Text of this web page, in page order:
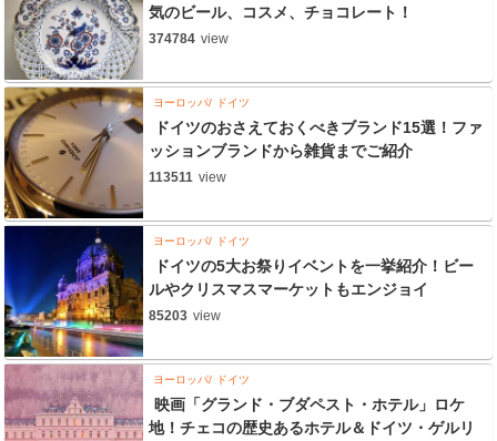
気のビール、コスメ、チョコレート！
374784 view
ヨーロッパ ドイツ
ドイツのおさえておくべきブランド15選！ファ
ッションブランドから雑貨までご紹介
113511 view
ヨーロッパ ドイツ
ドイツの5大お祭りイベントを一挙紹介！ビー
ルやクリスマスマーケットもエンジョイ
85203 view
ヨーロッパ ドイツ
映画「グランド・ブダペスト・ホテル」ロケ
地！チェコの歴史あるホテル＆ドイツ・ゲルリ